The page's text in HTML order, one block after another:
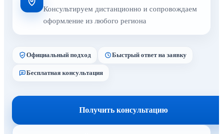
Консультируем дистанционно и сопровождаем
оформление из любого региона
Официальный подход Быстрый ответ на заявку
Бесплатная консультация
Получить консультацию